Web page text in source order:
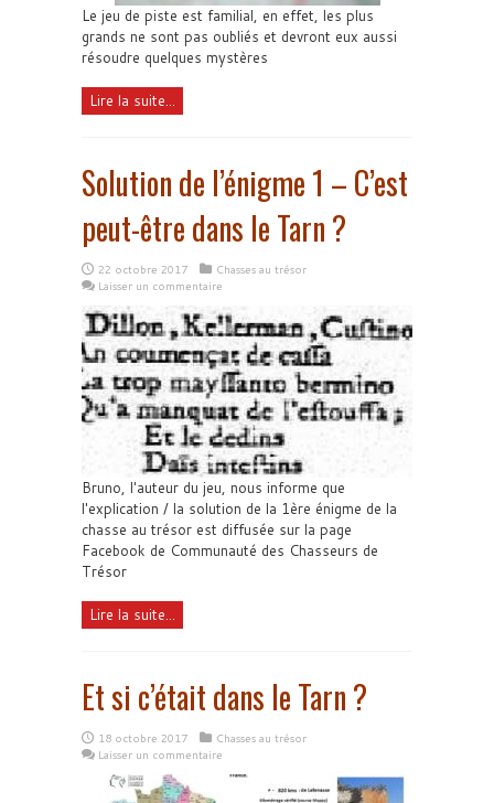
Le jeu de piste est familial, en effet, les plus
grands ne sont pas oubliés et devront eux aussi
résoudre quelques mystères
Lire la suite...
Solution de l’énigme 1 – C’est
peut-être dans le Tarn ?
22 octobre 2017
Chasses au trésor
Laisser un commentaire
Bruno, l'auteur du jeu, nous informe que
l'explication / la solution de la 1ère énigme de la
chasse au trésor est diffusée sur la page
Facebook de Communauté des Chasseurs de
Trésor
Lire la suite...
Et si c’était dans le Tarn ?
18 octobre 2017
Chasses au trésor
Laisser un commentaire